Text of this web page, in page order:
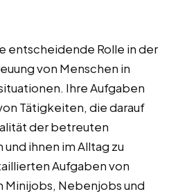
entscheidende Rolle in der
von Menschen in
Ihre Aufgaben
Tätigkeiten, die darauf
der betreuten
ihnen im Alltag zu
Aufgaben von
Minijobs, Nebenjobs und